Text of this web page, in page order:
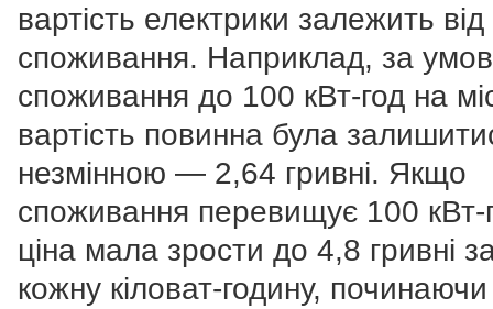
вартість електрики залежить від
споживання. Наприклад, за
споживання до 100 кВт-год на
вартість повинна була
незмінною — 2,64 гривні. Якщо
споживання перевищує 100 кВт-
ціна мала зрости до 4,8 гривні
кожну кіловат-годину, починаючи